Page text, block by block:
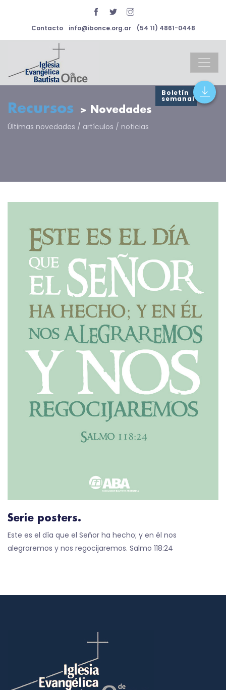
Contacto info@ibonce.org.ar (54 11) 4861-0448
Boletín
semanal
Recursos > Novedades
Últimas novedades / artículos / noticias
Serie posters.
Este es el día que el Señor ha hecho; y en él nos
alegraremos y nos regocijaremos. Salmo 118:24